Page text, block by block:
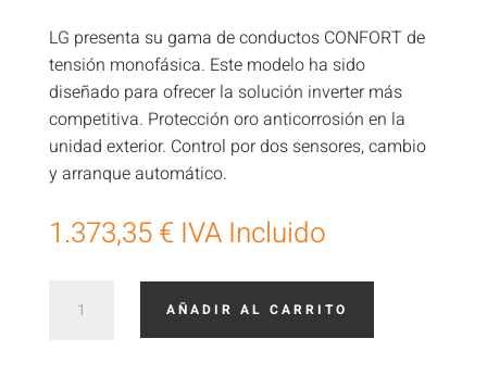
LG presenta su gama de conductos CONFORT de
tensión monofásica. Este modelo ha sido
diseñado para ofrecer la solución inverter más
competitiva. Protección oro anticorrosión en la
unidad exterior. Control por dos sensores, cambio
y arranque automático.
1.373,35€ IVA Incluido
CM24F.N10
AÑADIR AL CARRITO